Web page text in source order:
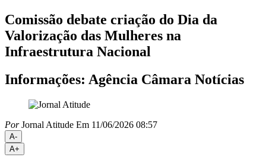
Comissão debate criação do Dia da
Valorização das Mulheres na
Infraestrutura Nacional
Informações: Agência Câmara Notícias
PorJornal Atitude Em 11/06/2026 08:57
A-
A+